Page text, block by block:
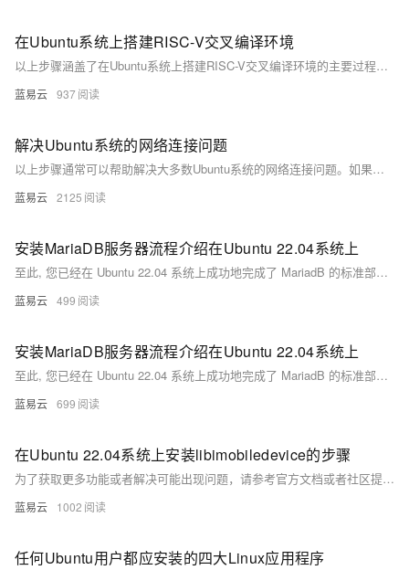
在Ubuntu系统上搭建RISC-V交叉编译环境
以上步骤涵盖了在Ubuntu系统上搭建RISC-V交叉编译环境的主要过程。这一过程涉及了安装依赖、克隆源码、编译安装工具链以及设置环境变量等关键步骤。遵循这些步骤，可以在Ubuntu系统上搭建一个用于RISC-V开发的强大工具集。
蓝易云 937
解决Ubuntu系统的网络连接问题
以上步骤通常可以帮助解决大多数Ubuntu系统的网络连接问题。如果问题仍然存在，可能需要更深入的诊断，或考虑联系网络管理员或专业技术人员。
蓝易云 2125
安装MariaDB服务器流程介绍在Ubuntu 22.04系统上
至此, 您已经在 Ubuntu 22.04 系统上成功地完成了 MariadB 的标准部署流程，并且对其进行基础但重要地初步配置加固工作。通过以上简洁明快且实用性强大地操作流程, 您现在拥有一个待定制与使用地强大 SQL 数据库管理系统。
蓝易云 499
安装MariaDB服务器流程介绍在Ubuntu 22.04系统上
至此, 您已经在 Ubuntu 22.04 系统上成功地完成了 MariadB 的标准部署流程，并且对其进行基础但重要地初步配置加固工作。通过以上简洁明快且实用性强大地操作流程, 您现在拥有一个待定制与使用地强大 SQL 数据库管理系统。
蓝易云 699
在Ubuntu 22.04系统上安装libimobiledevice的步骤
为了获取更多功能或者解决可能出现问题，请参考官方文档或者社区提供支持。
蓝易云 1002
任何Ubuntu用户都应安装的四大Linux应用程序